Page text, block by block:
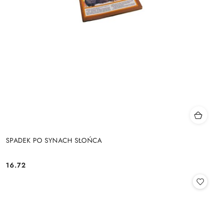
SPADEK PO SYNACH SŁOŃCA
Cena:
16.72